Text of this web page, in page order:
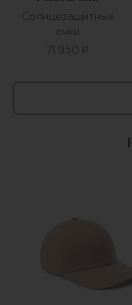
Солнцезащитные
очки
71 950 ₽